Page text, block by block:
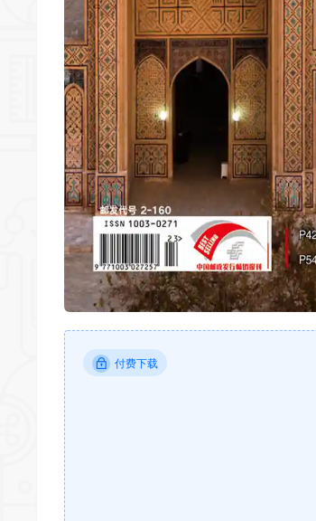
付费下载